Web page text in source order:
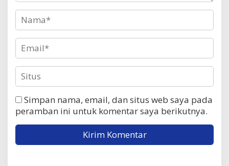
Simpan nama, email, dan situs web saya pada
peramban ini untuk komentar saya berikutnya.